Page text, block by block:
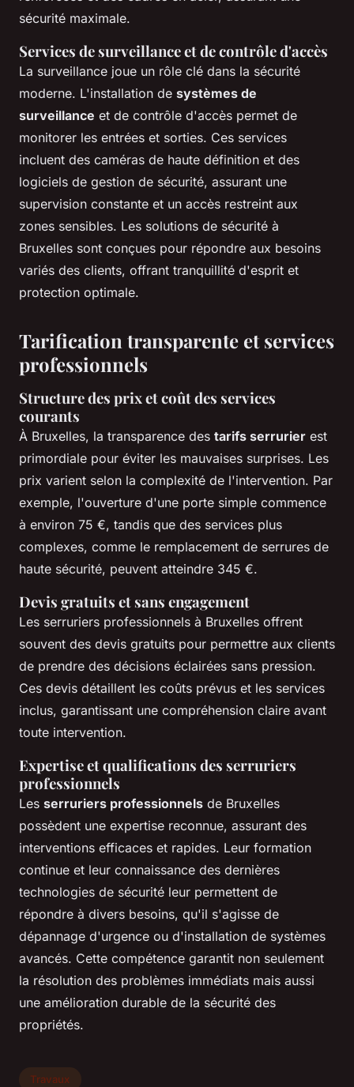
sécurité maximale.
Services de surveillance et de contrôle d'accès
La surveillance joue un rôle clé dans la sécurité
moderne. L'installation de systèmes de
surveillance et de contrôle d'accès permet de
monitorer les entrées et sorties. Ces services
incluent des caméras de haute définition et des
logiciels de gestion de sécurité, assurant une
supervision constante et un accès restreint aux
zones sensibles. Les solutions de sécurité à
Bruxelles sont conçues pour répondre aux besoins
variés des clients, offrant tranquillité d'esprit et
protection optimale.
Tarification transparente et services
professionnels
Structure des prix et coût des services
courants
À Bruxelles, la transparence des tarifs serrurier est
primordiale pour éviter les mauvaises surprises. Les
prix varient selon la complexité de l'intervention. Par
exemple, l'ouverture d'une porte simple commence
à environ 75 €, tandis que des services plus
complexes, comme le remplacement de serrures de
haute sécurité, peuvent atteindre 345 €.
Devis gratuits et sans engagement
Les serruriers professionnels à Bruxelles offrent
souvent des devis gratuits pour permettre aux clients
de prendre des décisions éclairées sans pression.
Ces devis détaillent les coûts prévus et les services
inclus, garantissant une compréhension claire avant
toute intervention.
Expertise et qualifications des serruriers
professionnels
Les serruriers professionnels de Bruxelles
possèdent une expertise reconnue, assurant des
interventions efficaces et rapides. Leur formation
continue et leur connaissance des dernières
technologies de sécurité leur permettent de
répondre à divers besoins, qu'il s'agisse de
dépannage d'urgence ou d'installation de systèmes
avancés. Cette compétence garantit non seulement
la résolution des problèmes immédiats mais aussi
une amélioration durable de la sécurité des
propriétés.
Travaux